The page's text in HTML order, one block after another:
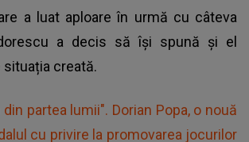
a luat aploare în urmă cu câteva
a decis să își spună și el
creată.
din partea lumii". Dorian Popa, o nouă
cu privire la promovarea jocurilor